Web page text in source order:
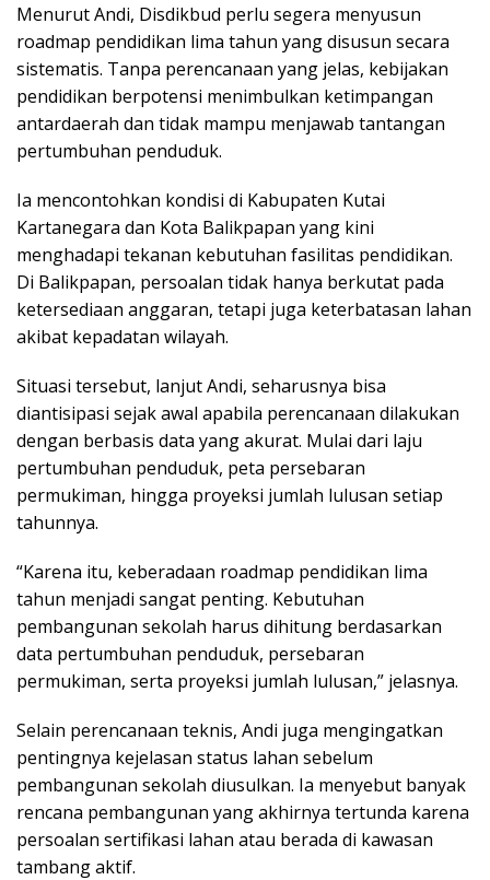
Menurut Andi, Disdikbud perlu segera menyusun
roadmap pendidikan lima tahun yang disusun secara
sistematis. Tanpa perencanaan yang jelas, kebijakan
pendidikan berpotensi menimbulkan ketimpangan
antardaerah dan tidak mampu menjawab tantangan
pertumbuhan penduduk.
Ia mencontohkan kondisi di Kabupaten Kutai
Kartanegara dan Kota Balikpapan yang kini
menghadapi tekanan kebutuhan fasilitas pendidikan.
Di Balikpapan, persoalan tidak hanya berkutat pada
ketersediaan anggaran, tetapi juga keterbatasan lahan
akibat kepadatan wilayah.
Situasi tersebut, lanjut Andi, seharusnya bisa
diantisipasi sejak awal apabila perencanaan dilakukan
dengan berbasis data yang akurat. Mulai dari laju
pertumbuhan penduduk, peta persebaran
permukiman, hingga proyeksi jumlah lulusan setiap
tahunnya.
“Karena itu, keberadaan roadmap pendidikan lima
tahun menjadi sangat penting. Kebutuhan
pembangunan sekolah harus dihitung berdasarkan
data pertumbuhan penduduk, persebaran
permukiman, serta proyeksi jumlah lulusan,” jelasnya.
Selain perencanaan teknis, Andi juga mengingatkan
pentingnya kejelasan status lahan sebelum
pembangunan sekolah diusulkan. Ia menyebut banyak
rencana pembangunan yang akhirnya tertunda karena
persoalan sertifikasi lahan atau berada di kawasan
tambang aktif.